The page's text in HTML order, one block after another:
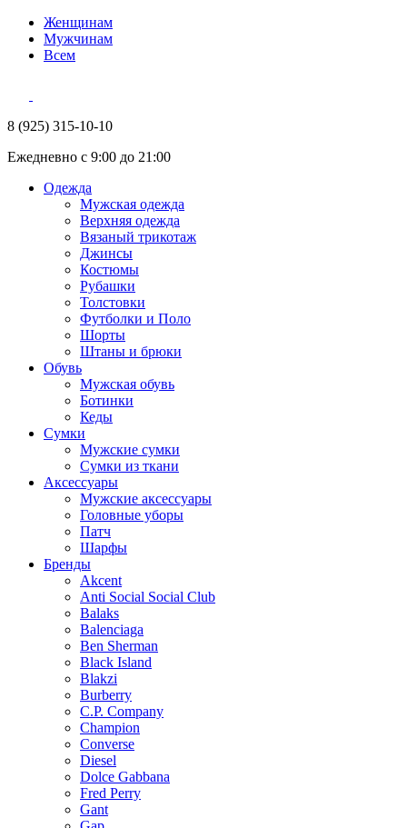
Женщинам
Мужчинам
Всем
8 (925) 315-10-10
Ежедневно с 9:00 до 21:00
Одежда
Мужская одежда
Верхняя одежда
Вязаный трикотаж
Джинсы
Костюмы
Рубашки
Толстовки
Футболки и Поло
Шорты
Штаны и брюки
Обувь
Мужская обувь
Ботинки
Кеды
Сумки
Мужские сумки
Сумки из ткани
Аксессуары
Мужские аксессуары
Головные уборы
Патч
Шарфы
Бренды
Akcent
Anti Social Social Club
Balaks
Balenciaga
Ben Sherman
Black Island
Blakzi
Burberry
C.P. Company
Champion
Converse
Diesel
Dolce Gabbana
Fred Perry
Gant